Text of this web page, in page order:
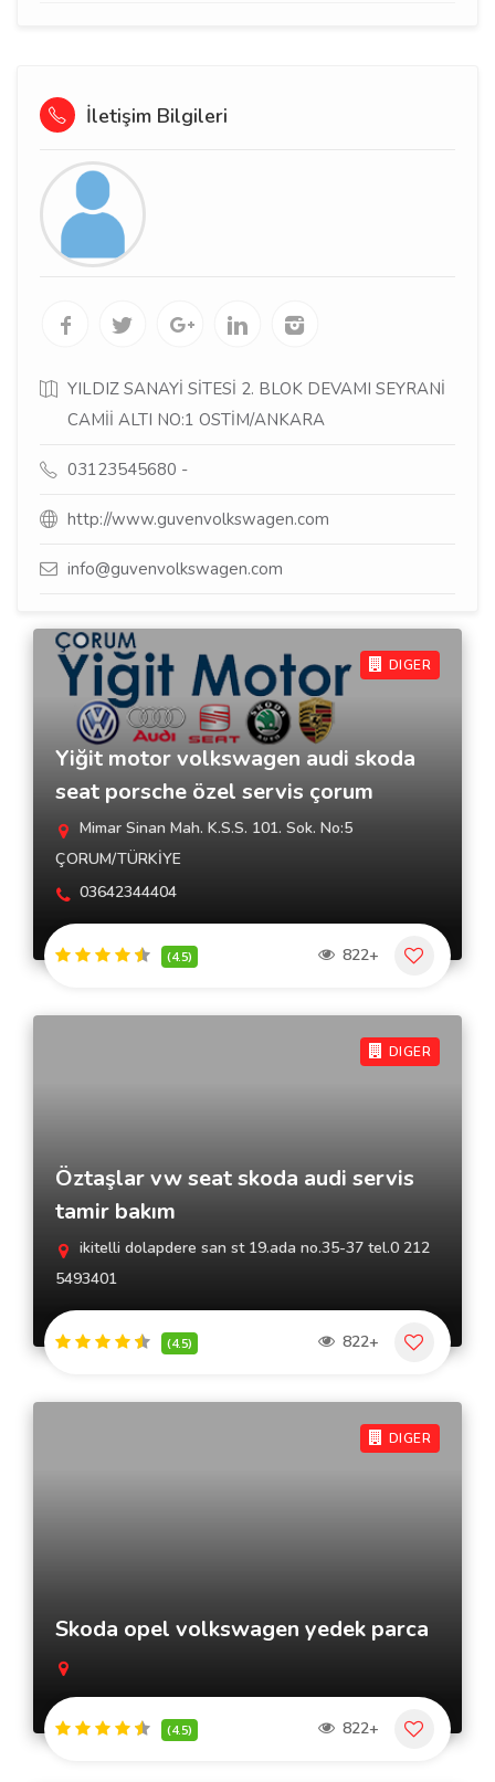
İletişim Bilgileri
YILDIZ SANAYİ SİTESİ 2. BLOK DEVAMI SEYRANİ
CAMİİ ALTI NO:1 OSTİM/ANKARA
03123545680 -
http://www.guvenvolkswagen.com
info@guvenvolkswagen.com
DIGER
Yiğit motor volkswagen audi skoda
seat porsche özel servis çorum
Mimar Sinan Mah. K.S.S. 101. Sok. No:5
ÇORUM/TÜRKİYE
03642344404
(4.5) 822+
DIGER
Öztaşlar vw seat skoda audi servis
tamir bakım
ikitelli dolapdere san st 19.ada no.35-37 tel.0 212
5493401
(4.5) 822+
DIGER
Skoda opel volkswagen yedek parca
(4.5) 822+